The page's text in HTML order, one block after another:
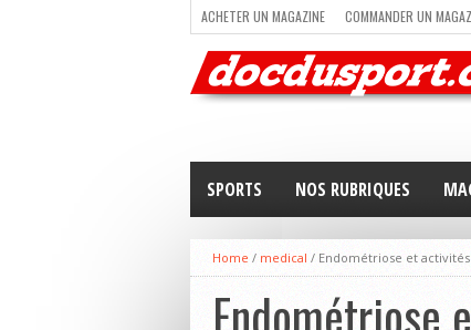
ACHETER UN MAGAZINE COMMANDER UN
TRAIL RUNNING
TRIATHLON VOILE
SPORTS NOS RUBRIQUES
Home / medical / Endométriose et
Endométriose